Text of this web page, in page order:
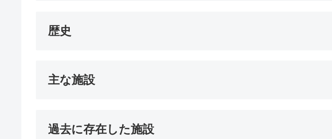
歴史
主な施設
過去に存在した施設